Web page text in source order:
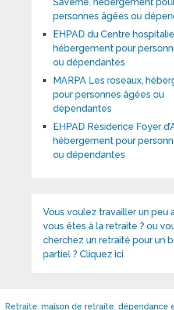
personnes âgées ou
EHPAD du Centre
hébergement pour
ou dépendantes
MARPA Les roseaux,
pour personnes âgées ou
dépendantes
EHPAD Résidence Foyer
hébergement pour
ou dépendantes
Vous voulez travailler un peu
vous êtes à la retraite ? ou
cherchez un retraité pour un
partiel ? Cliquez ici
Retraite, maison de retraite, dépendance